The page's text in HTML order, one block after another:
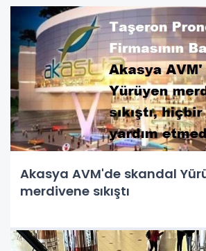
Akasya AVM'de skandal
merdivene sıkıştı